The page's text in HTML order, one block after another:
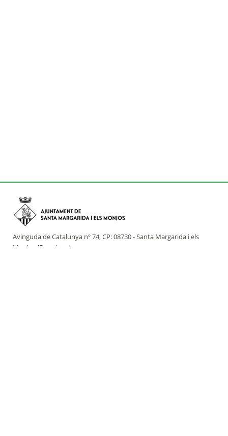
Avinguda de Catalunya nº 74, CP: 08730 - Santa Margarida i els
Monjos (Barcelona)